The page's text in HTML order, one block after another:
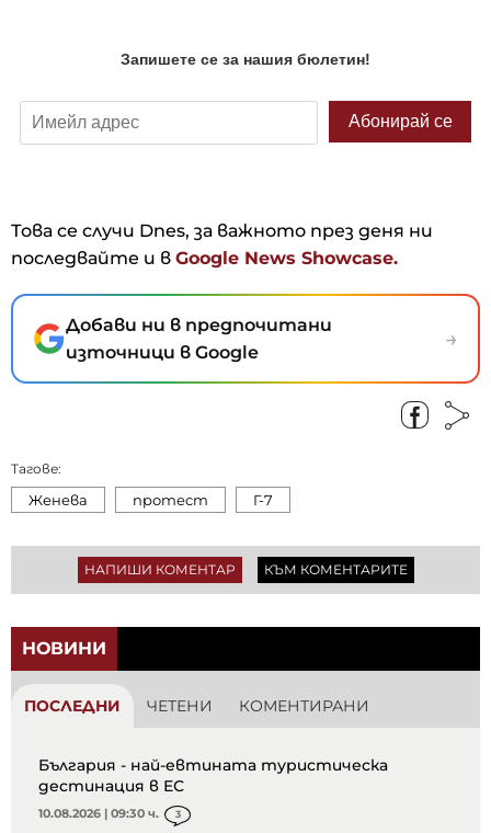
Това се случи Dnes, за важното през деня ни
последвайте и в Google News Showcase.
Добави ни в предпочитани
източници в Google
→
Тагове:
Женева протест Г-7
НАПИШИ КОМЕНТАР КЪМ КОМЕНТАРИТЕ
НОВИНИ
ПОСЛЕДНИ ЧЕТЕНИ КОМЕНТИРАНИ
България - най-евтината туристическа
дестинация в ЕС
10.08.2026 | 09:30 ч. 3